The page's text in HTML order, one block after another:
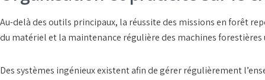
Au-delà des outils principaux, la réussite des missions en forêt
du matérielet la maintenance régulière des machines forestières
Dessystèmes ingénieuxexistent afin de gérer régulièrement